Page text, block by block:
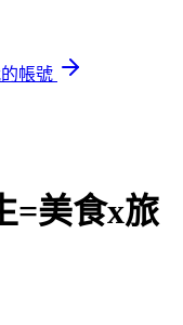
帳號
=美食x旅